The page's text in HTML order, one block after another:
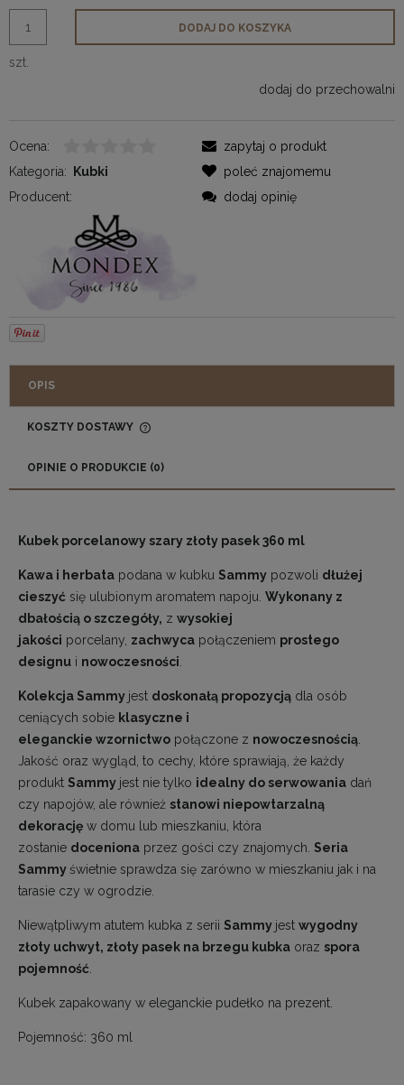
szt.
DODAJ DO KOSZYKA
dodaj do przechowalni
Ocena:
Kategoria:
Kubki
Producent:
zapytaj o produkt
poleć znajomemu
dodaj opinię
OPIS
KOSZTY DOSTAWY
OPINIE O PRODUKCIE (0)
Kubek porcelanowy szary złoty pasek 360 ml
Kawa i herbata podana w kubku Sammy pozwoli dłużej
cieszyć się ulubionym aromatem napoju. Wykonany z
dbałością o szczegóły, z wysokiej
jakości porcelany, zachwyca połączeniem prostego
designu i nowoczesności
Kolekcja Sammy jest doskonałą propozycją dla osób
ceniących sobie klasyczne i
eleganckie wzornictwo połączone z nowoczesnością
Jakość oraz wygląd, to cechy, które sprawiają, że każdy
produkt Sammy jest nie tylko idealny do serwowania dań
czy napojów, ale również stanowi niepowtarzalną
dekorację w domu lub mieszkaniu, która
zostanie doceniona przez gości czy znajomych. Seria
Sammyświetnie sprawdza się zarówno w mieszkaniu jak i na
tarasie czy w ogrodzie.
Niewątpliwym atutem kubka z serii Sammy jest wygodny
złoty uchwyt, złoty pasek na brzegu kubka oraz spora
pojemność
Kubek zapakowany w eleganckie pudełko na prezent.
Pojemność: 360 ml